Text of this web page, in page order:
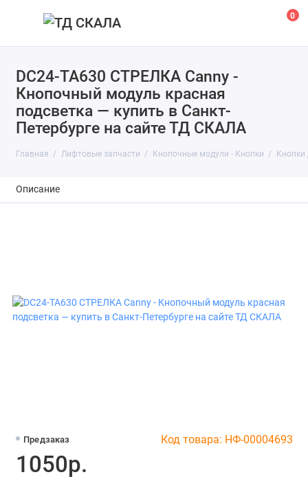
0
DC24-TA630 СТРЕЛКА Canny -
Кнопочный модуль красная
подсветка — купить в Санкт-
Петербурге на сайте ТД СКАЛА
Главная Лифтовые запчасти Кнопочные модули - Кнопки
Описание
Предзаказ Код товара: НФ-00004693
1050р.